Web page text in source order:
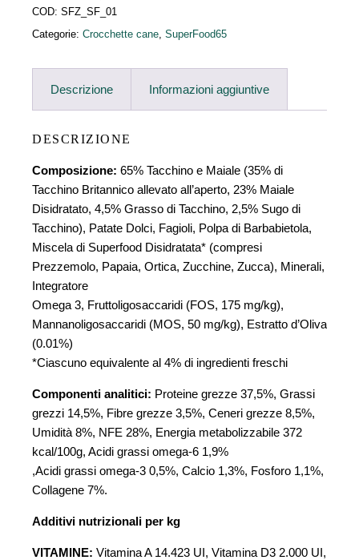
COD: SFZ_SF_01
Categorie: Crocchette cane, SuperFood65
Descrizione Informazioni aggiuntive
DESCRIZIONE
Composizione: 65% Tacchino e Maiale (35% di
Tacchino Britannico allevato all’aperto, 23% Maiale
Disidratato, 4,5% Grasso di Tacchino, 2,5% Sugo di
Tacchino), Patate Dolci, Fagioli, Polpa di Barbabietola,
Miscela di Superfood Disidratata* (compresi
Prezzemolo, Papaia, Ortica, Zucchine, Zucca), Minerali,
Integratore
Omega 3, Fruttoligosaccaridi (FOS, 175 mg/kg),
Mannanoligosaccaridi (MOS, 50 mg/kg), Estratto d’Oliva
(0.01%)
*Ciascuno equivalente al 4% di ingredienti freschi
Componenti analitici: Proteine grezze 37,5%, Grassi
grezzi 14,5%, Fibre grezze 3,5%, Ceneri grezze 8,5%,
Umidità 8%, NFE 28%, Energia metabolizzabile 372
kcal/100g, Acidi grassi omega-6 1,9%
,Acidi grassi omega-3 0,5%, Calcio 1,3%, Fosforo 1,1%,
Collagene 7%.
Additivi nutrizionali per kg
VITAMINE: Vitamina A 14.423 UI, Vitamina D3 2.000 UI,